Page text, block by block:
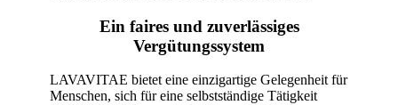
Ein faires und zuverlässiges
Vergütungssystem
LAVAVITAE bietet eine einzigartige Gelegenheit für
Menschen, sich für eine selbstständige Tätigkeit